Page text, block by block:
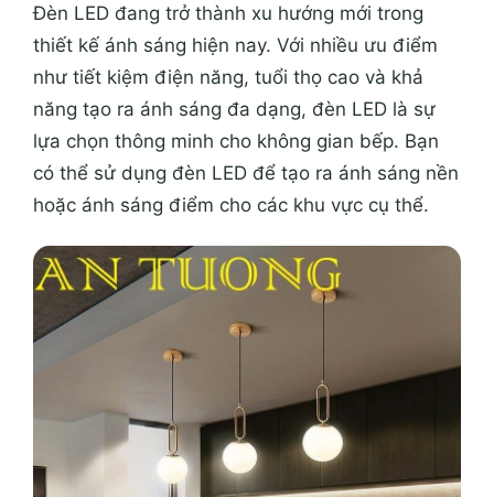
Đèn LED đang trở thành xu hướng mới trong
thiết kế ánh sáng hiện nay. Với nhiều ưu điểm
như tiết kiệm điện năng, tuổi thọ cao và khả
năng tạo ra ánh sáng đa dạng, đèn LED là sự
lựa chọn thông minh cho không gian bếp. Bạn
có thể sử dụng đèn LED để tạo ra ánh sáng nền
hoặc ánh sáng điểm cho các khu vực cụ thể.